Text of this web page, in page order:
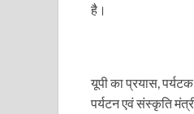
Star
है।
यूपी का प्रयास,
पर्यटन एवं संस्कृति